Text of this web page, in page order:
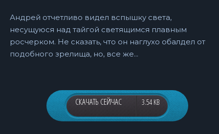
Андрей отчетливо видел вспышку света,
несущуюся над тайгой светящимся плавным
росчерком. Не сказать, что он наглухо обалдел от
подобного зрелища, но, все же...
СКАЧАТЬ СЕЙЧАС 3.54 KB